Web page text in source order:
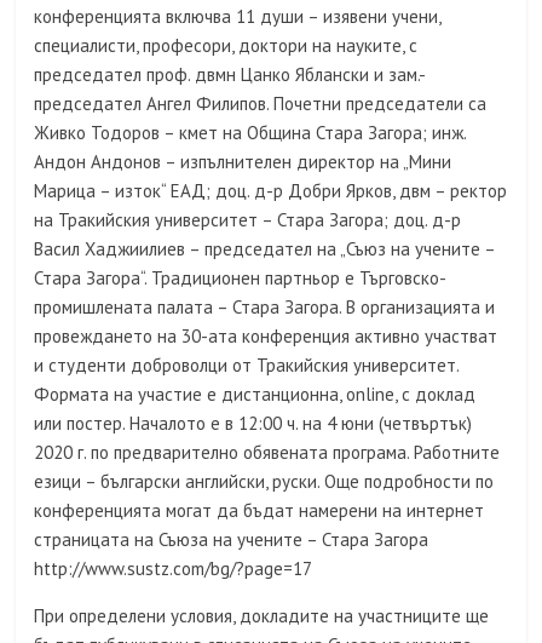
конференцията включва 11 души – изявени учени,
специалисти, професори, доктори на науките, с
председател проф. двмн Цанко Яблански и зам.-
председател Ангел Филипов. Почетни председатели са
Живко Тодоров – кмет на Община Стара Загора; инж.
Андон Андонов – изпълнителен директор на „Мини
Марица – изток“ ЕАД; доц. д-р Добри Ярков, двм – ректор
на Тракийския университет – Стара Загора; доц. д-р
Васил Хаджиилиев – председател на „Съюз на учените –
Стара Загора“. Традиционен партньор е Търговско-
промишлената палата – Стара Загора. В организацията и
провеждането на 30-ата конференция активно участват
и студенти доброволци от Тракийския университет.
Формата на участие е дистанционна, online, с доклад
или постер. Началото е в 12:00 ч. на 4 юни (четвъртък)
2020 г. по предварително обявената програма. Работните
езици – български английски, руски. Още подробности по
конференцията могат да бъдат намерени на интернет
страницата на Съюза на учените – Стара Загора
http://www.sustz.com/bg/?page=17
При определени условия, докладите на участниците ще